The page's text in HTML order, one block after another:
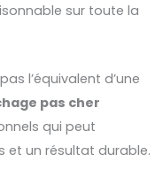
sur toute la
l’équivalent d’une
pas cher
qui peut
et un résultat durable.